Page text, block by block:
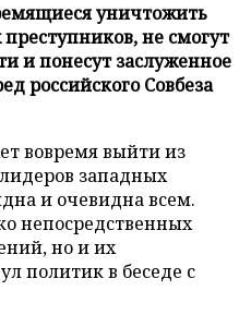
уничтожить
не смогут
и понесут заслуженное
российского Совбеза
вовремя выйти из
западных
и очевидна всем.
непосредственных
но и их
политик в беседе с